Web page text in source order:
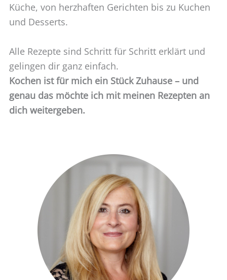
Küche, von herzhaften Gerichten bis zu Kuchen
und Desserts.
Alle Rezepte sind Schritt für Schritt erklärt und
gelingen dir ganz einfach.
Kochen ist für mich ein Stück Zuhause – und
genau das möchte ich mit meinen Rezepten an
dich weitergeben.